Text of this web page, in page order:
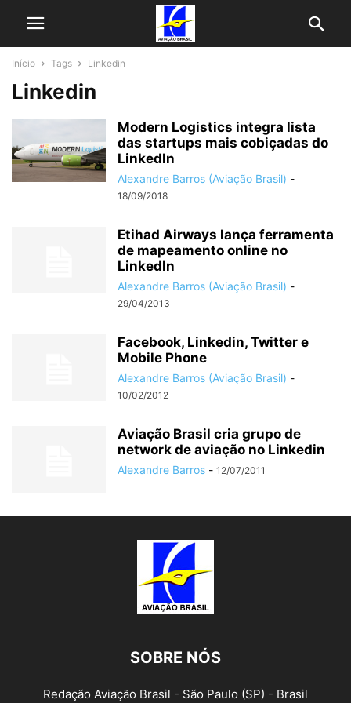
Início Tags Linkedin
Linkedin
Modern Logistics integra lista
das startups mais cobiçadas do
LinkedIn
Alexandre Barros (Aviação Brasil) -
18/09/2018
Etihad Airways lança ferramenta
de mapeamento online no
LinkedIn
Alexandre Barros (Aviação Brasil) -
29/04/2013
Facebook, Linkedin, Twitter e
Mobile Phone
Alexandre Barros (Aviação Brasil) -
10/02/2012
Aviação Brasil cria grupo de
network de aviação no Linkedin
Alexandre Barros - 12/07/2011
SOBRE NÓS
Redação Aviação Brasil - São Paulo (SP) - Brasil